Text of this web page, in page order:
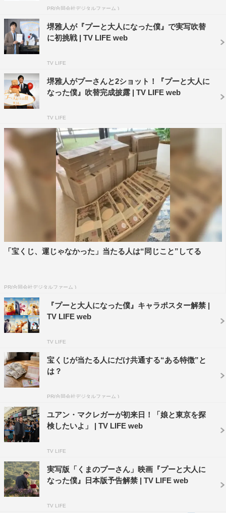
プーのお気に入りの名言について聞かれると、ユアンは
「『何をするのが好き？』というプーの質問に、クリスト
ファーが『何もしないことが好きだよ』と答える場面が一
番好きなんだ。僕も何もしない一日が大好き。でも、その
は『今日が一番好き』という言葉が好きです。まるで不思
議な力を持っている“マスター”が語っているみたいです
し」とユアンが演じた「スター・ウォーズ」シリーズのオ
「そのマスターは、実は赤いマントをまとっているかもね
（笑）」と初対面とは思えない息の合ったやりとりで会場
を盛り上げた。
最後に、ユアンは「この作品は、感じるままに受け止め
てみてほしいし、何よりもこの作品を心から楽しんでほし
い。本作への出演はとても美しい経験だった。監督のマー
クは、とても美しい映画を作り上げたんだ」と。堺は「今
日ユアンさんに初めてお会いしましたが、一緒に遊びたく
の森へ遊びに出かけていただけたらと思います！」と締め
くくった。
『プーと大人になった僕』
9月14日（金）全国ロードショー
監督：マーク・フォスター（『チョコレート』『ネバーラ
ンド』）
出演：ユアン・マクレガー、ヘイリー・アトウェル ほか
公式HP：disney.jp/Pooh-Boku
©2018 Disney Enterprises, Inc.
PR(合同会社デジタルファーム )
堺雅人が『プーと大人になった僕』で実写吹替
に初挑戦 | TV LIFE web
TV LIFE
堺雅人がプーさんと2ショット！『プーと大人に
なった僕』吹替完成披露 | TV LIFE web
TV LIFE
「宝くじ、運じゃなかった」当たる人は“同じこと”してる
PR(合同会社デジタルファーム )
『プーと大人になった僕』キャラポスター解禁 |
TV LIFE web
TV LIFE
宝くじが当たる人にだけ共通する“ある特徴”と
は？
PR(合同会社デジタルファーム )
ユアン・マクレガーが初来日！「娘と東京を探
検したいよ」 | TV LIFE web
TV LIFE
実写版「くまのプーさん」映画『プーと大人に
なった僕』日本版予告解禁 | TV LIFE web
TV LIFE